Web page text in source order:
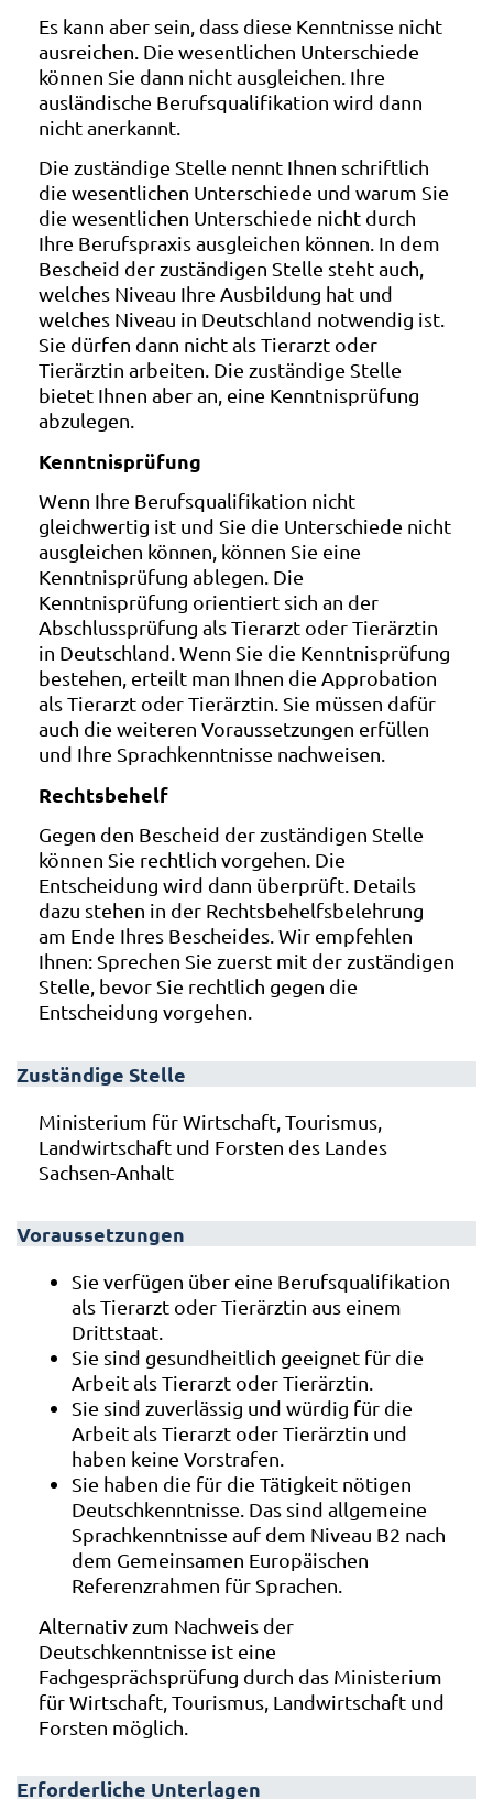
Es kann aber sein, dass diese Kenntnisse nicht
ausreichen. Die wesentlichen Unterschiede
können Sie dann nicht ausgleichen. Ihre
ausländische Berufsqualifikation wird dann
nicht anerkannt.
Die zuständige Stelle nennt Ihnen schriftlich
die wesentlichen Unterschiede und warum Sie
die wesentlichen Unterschiede nicht durch
Ihre Berufspraxis ausgleichen können. In dem
Bescheid der zuständigen Stelle steht auch,
welches Niveau Ihre Ausbildung hat und
welches Niveau in Deutschland notwendig ist.
Sie dürfen dann nicht als Tierarzt oder
Tierärztin arbeiten. Die zuständige Stelle
bietet Ihnen aber an, eine Kenntnisprüfung
abzulegen.
Kenntnisprüfung
Wenn Ihre Berufsqualifikation nicht
gleichwertig ist und Sie die Unterschiede nicht
ausgleichen können, können Sie eine
Kenntnisprüfung ablegen. Die
Kenntnisprüfung orientiert sich an der
Abschlussprüfung als Tierarzt oder Tierärztin
in Deutschland. Wenn Sie die Kenntnisprüfung
bestehen, erteilt man Ihnen die Approbation
als Tierarzt oder Tierärztin. Sie müssen dafür
auch die weiteren Voraussetzungen erfüllen
und Ihre Sprachkenntnisse nachweisen.
Rechtsbehelf
Gegen den Bescheid der zuständigen Stelle
können Sie rechtlich vorgehen. Die
Entscheidung wird dann überprüft. Details
dazu stehen in der Rechtsbehelfsbelehrung
am Ende Ihres Bescheides. Wir empfehlen
Ihnen: Sprechen Sie zuerst mit der zuständigen
Stelle, bevor Sie rechtlich gegen die
Entscheidung vorgehen.
Zuständige Stelle
Ministerium für Wirtschaft, Tourismus,
Landwirtschaft und Forsten des Landes
Sachsen-Anhalt
Voraussetzungen
Sie verfügen über eine Berufsqualifikation
als Tierarzt oder Tierärztin aus einem
Drittstaat.
Sie sind gesundheitlich geeignet für die
Arbeit als Tierarzt oder Tierärztin.
Sie sind zuverlässig und würdig für die
Arbeit als Tierarzt oder Tierärztin und
haben keine Vorstrafen.
Sie haben die für die Tätigkeit nötigen
Deutschkenntnisse. Das sind allgemeine
Sprachkenntnisse auf dem Niveau B2 nach
dem Gemeinsamen Europäischen
Referenzrahmen für Sprachen.
Alternativ zum Nachweis der
Deutschkenntnisse ist eine
Fachgesprächsprüfung durch das Ministerium
für Wirtschaft, Tourismus, Landwirtschaft und
Forsten möglich.
Erforderliche Unterlagen